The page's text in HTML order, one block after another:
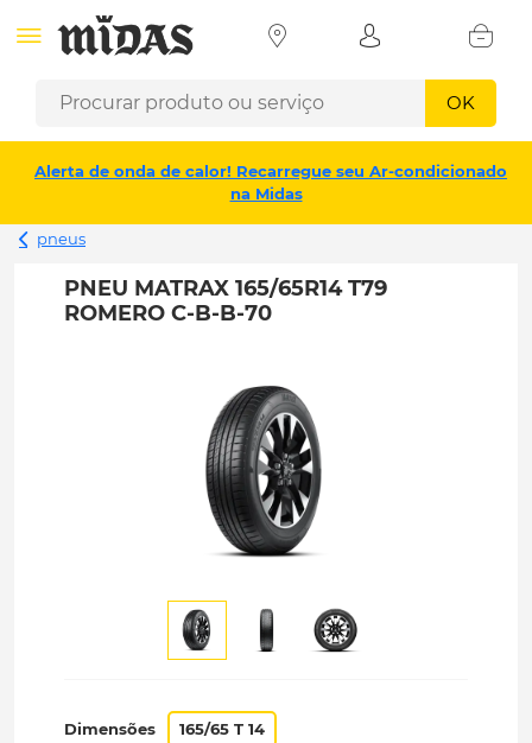
OK
Alerta de onda de calor! Recarregue seu Ar-condicionado
na Midas
pneus
PNEU MATRAX 165/65R14 T79
ROMERO C-B-B-70
Dimensões 165/65 T 14